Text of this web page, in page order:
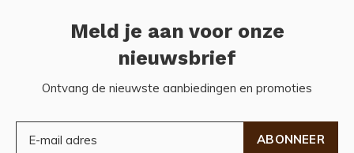
Meld je aan voor onze
nieuwsbrief
Ontvang de nieuwste aanbiedingen en promoties
ABONNEER